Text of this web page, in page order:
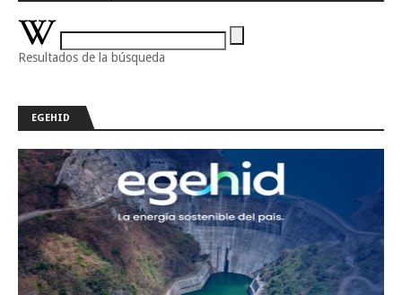
Resultados de la búsqueda
EGEHID